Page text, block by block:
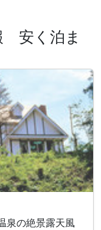
安く泊ま
泉の絶景露天風